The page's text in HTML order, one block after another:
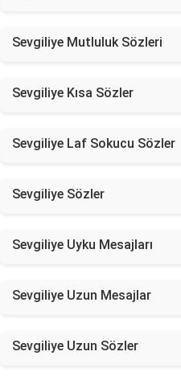
Sevgiliye Mutluluk Sözleri
Sevgiliye Kısa Sözler
Sevgiliye Laf Sokucu Sözler
Sevgiliye Sözler
Sevgiliye Uyku Mesajları
Sevgiliye Uzun Mesajlar
Sevgiliye Uzun Sözler